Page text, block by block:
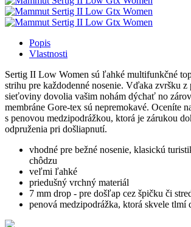
Popis
Vlastnosti
Sertig II Low Women sú ľahké multifunkčné
strihu pre každodenné nosenie. Vďaka zvršku z
sieťoviny dovolia vašim nohám dýchať no
membráne Gore-tex sú nepremokavé. Oceníte
s penovou medzipodrážkou, ktorá je zárukou
odpruženia pri došliapnutí.
vhodné pre bežné nosenie, klasickú
chôdzu
veľmi ľahké
priedušný vrchný materiál
7 mm drop - pre došľap cez špičku či
penová medzipodrážka, ktorá skvele tlmí